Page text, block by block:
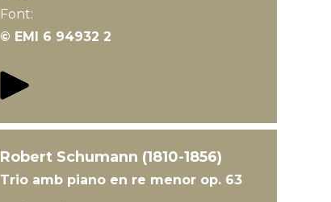
Font:
© EMI 6 94932 2
Robert Schumann (1810-1856)
Trio amb piano en re menor op. 63